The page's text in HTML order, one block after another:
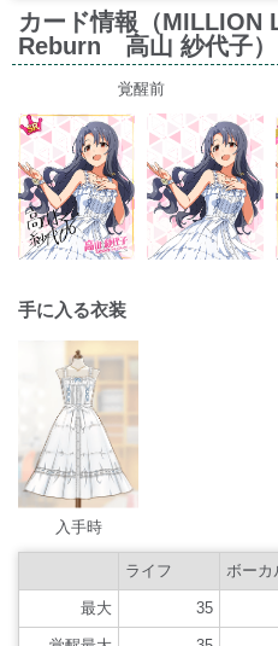
カード情報（MILLION
Reburn 高山 紗代子）
覚醒前
手に入る衣装
入手時
ライフ ボーカ
最大 35